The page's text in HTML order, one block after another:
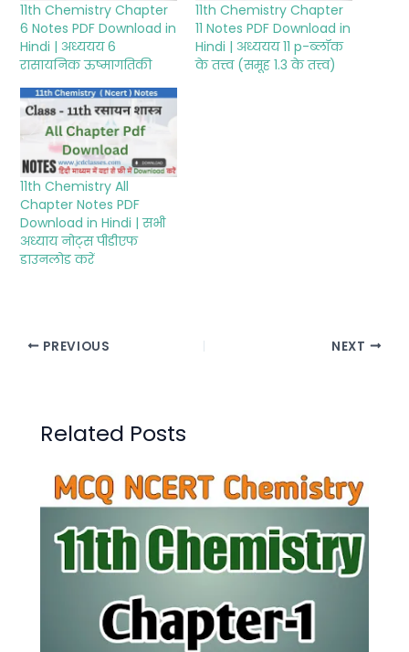
11th Chemistry Chapter
6 Notes PDF Download in
Hindi | अध्ययय 6
रासायनिक ऊष्मागतिकी
11th Chemistry Chapter
11 Notes PDF Download in
Hindi | अध्ययय 11 p-ब्लॉक
के तत्त्व (समूह 1.3 के तत्त्व)
11th Chemistry All
Chapter Notes PDF
Download in Hindi | सभी
अध्याय नोट्स पीडीएफ
डाउनलोड करें
PREVIOUS NEXT
Related Posts